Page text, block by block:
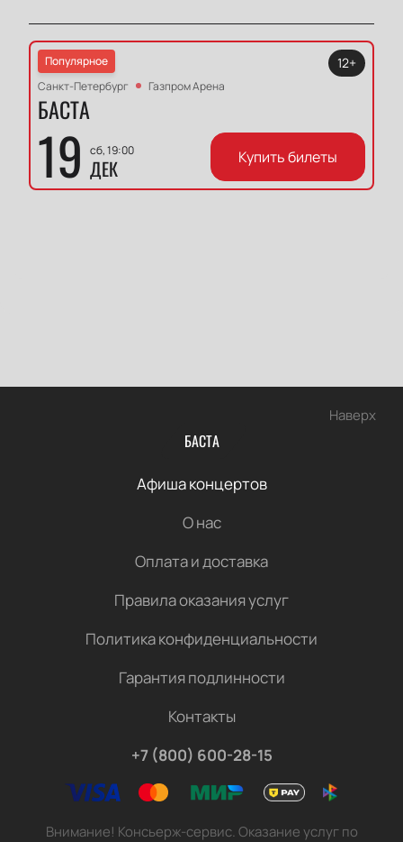
Популярное
Санкт-Петербург
Газпром Арена
БАСТА
19 сб, 19:00
ДЕК
12+
Купить билеты
Наверх
БАСТА
Афиша концертов
О нас
Оплата и доставка
Правила оказания услуг
Политика конфиденциальности
Гарантия подлинности
Контакты
+7 (800) 600-28-15
Внимание! Консьерж-сервис. Оказание услуг по